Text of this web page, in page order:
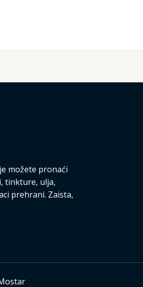
možete pronaći
tinkture, ulja,
prehrani. Zaista,